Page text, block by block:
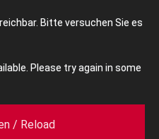
Bitte versuchen Sie es
Please try again in some
/ Reload